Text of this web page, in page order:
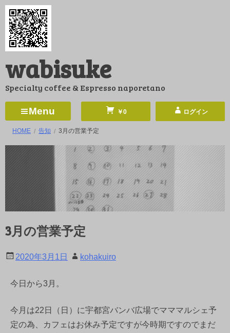
コ
ン
ツ
ス
ッ
wabisuke
Specialty coffee & Espresso naporetano
Menu ￥0 ログイン
HOME 告知 3月の営業予定
3月の営業予定
2020年3月1日 kohakuiro
今日から3月。
今月は22日（日）に宇都宮バンバ広場でマママルシェ予
定の為、カフェはお休み予定ですが今時期ですのでまだ